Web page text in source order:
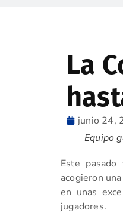
La
junio 24,
Equipo
Este
acogieron
en unas
jugadores.